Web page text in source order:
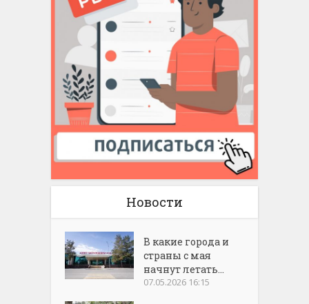
Новости
В какие города и
страны с мая
начнут летать...
07.05.2026 16:15